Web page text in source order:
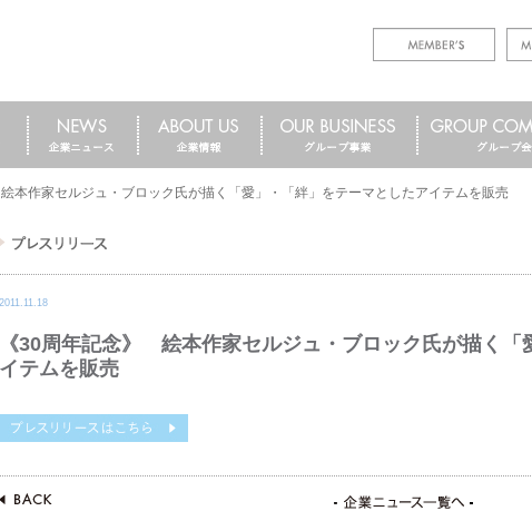
本作家セルジュ・ブロック氏が描く「愛」・「絆」をテーマとしたアイテムを販売
2011.11.18
《30周年記念》 絵本作家セルジュ・ブロック氏が描く「
イテムを販売